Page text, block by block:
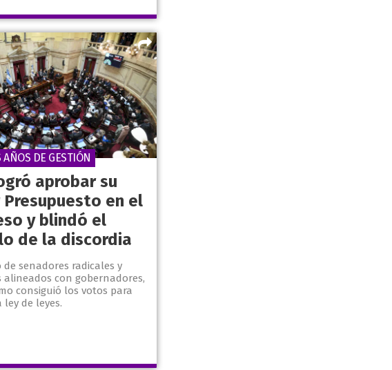
aprobar su
en el
y blindó el
de la discordia
de senadores radicales y
alineados con gobernadores,
consiguió los votos para
de leyes.
AÑOS DE GESTIÓN